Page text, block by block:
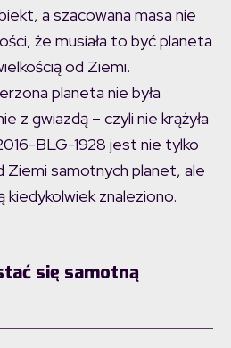
a szacowana masa nie
że musiała to być planeta
od Ziemi.
planeta nie była
z gwiazdą – czyli nie krążyła
BLG-1928 jest nie tylko
Ziemi samotnych planet, ale
kiedykolwiek znaleziono.
się samotną